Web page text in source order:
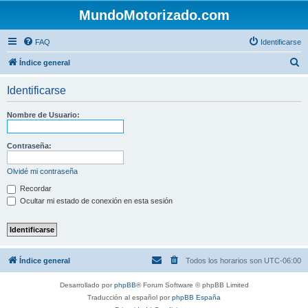
MundoMotorizado.com
FAQ Identificarse
Índice general
Identificarse
Nombre de Usuario:
Contraseña:
Olvidé mi contraseña
Recordar
Ocultar mi estado de conexión en esta sesión
Índice general Todos los horarios son UTC-06:00
Desarrollado porphpBB® Forum Software © phpBB Limited
Traducción al español porphpBB España